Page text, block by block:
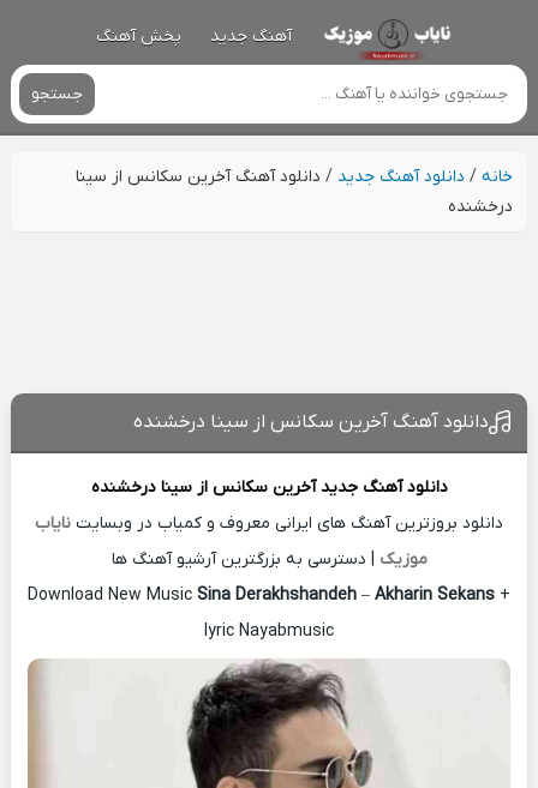
آهنگ جدید پخش آهنگ
جستجو
خانه/ دانلود آهنگ جدید / دانلود آهنگ آخرین سکانس از سینا
درخشنده
دانلود آهنگ آخرین سکانس از سینا درخشنده
دانلود آهنگ جدیدآخرین سکانس ازسینا درخشنده
دانلود بروزترین آهنگ های ایرانی معروف و کمیاب در وبسایت نایاب
موزیک | دسترسی به بزرگترین آرشیو آهنگ ها
Download New Music Sina Derakhshandeh – Akharin Sekans +
lyric Nayabmusic